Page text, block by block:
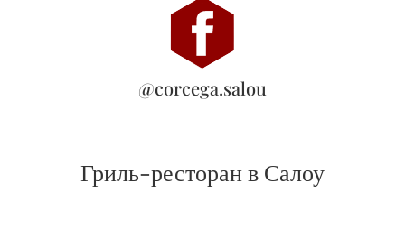
@corcega.salou
Гриль-ресторан в Салоу